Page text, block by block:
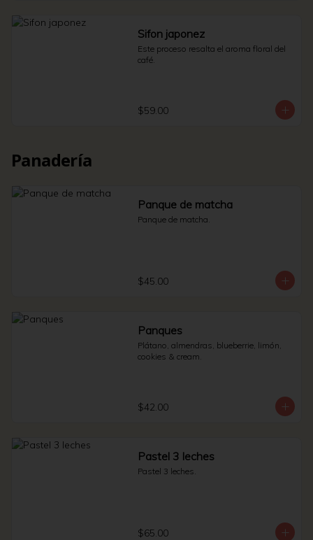
Sifon japonez
Este proceso resalta el aroma floral del
café.
$59.00
Panadería
Panque de matcha
Panque de matcha.
$45.00
Panques
Plátano, almendras, blueberrie, limón,
cookies & cream.
$42.00
Pastel 3 leches
Pastel 3 leches.
$65.00